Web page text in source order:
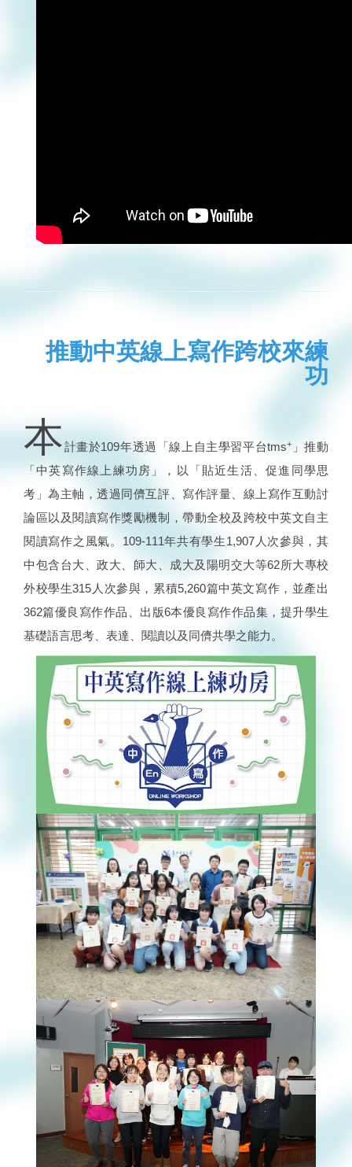
推動中英線上寫作跨校來練
功
本計畫於109年透過「線上自主學習平台tms+ 」推動
「中英寫作線上練功房」，以「貼近生活、促進同學思
考」為主軸，透過同儕互評、寫作評量、線上寫作互動討
論區以及閱讀寫作獎勵機制，帶動全校及跨校中英文自主
閱讀寫作之風氣。109-111年共有學生1,907人次參與，其
中包含台大、政大、師大、成大及陽明交大等62所大專校
外校學生315人次參與，累積5,260篇中英文寫作，並產出
362篇優良寫作作品、出版6本優良寫作作品集，提升學生
基礎語言思考、表達、閱讀以及同儕共學之能力。